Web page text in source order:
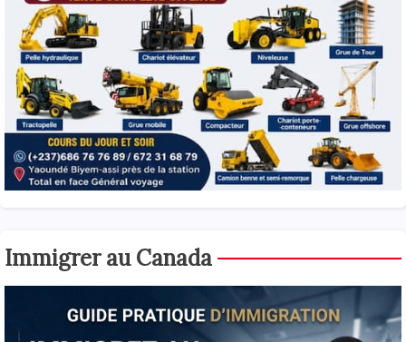
Immigrer au Canada